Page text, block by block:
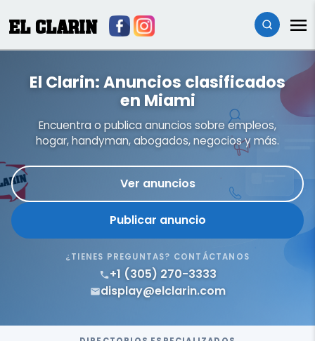
EL CLARIN
El Clarin: Anuncios clasificados
en Miami
Encuentra o publica anuncios sobre empleos,
hogar, handyman, abogados, negocios y más.
Ver anuncios
Publicar anuncio
¿TIENES PREGUNTAS? CONTÁCTANOS
+1 (305) 270-3333
display@elclarin.com